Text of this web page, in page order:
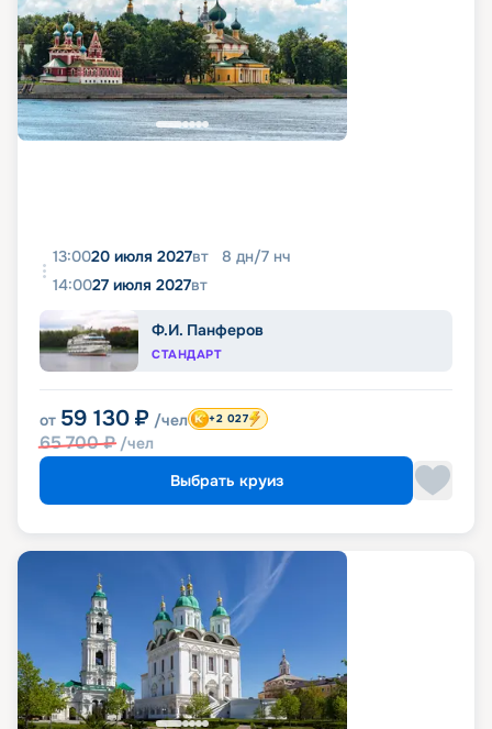
13:0020 июля 2027вт 8 дн/7 нч
14:0027 июля 2027вт
Ф.И. Панферов
СТАНДАРТ
от 59 130 ₽ /чел
65 700₽ /чел
+2 027
Выбрать круиз